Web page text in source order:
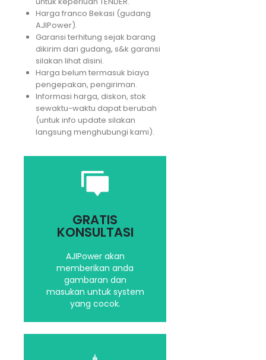
Harga franco Bekasi (gudang
AJIPower).
Garansi terhitung sejak barang
dikirim dari gudang, s&k garansi
silakan lihat disini.
Harga belum termasuk biaya
pengepakan, pengiriman.
Informasi harga, diskon, stok
sewaktu-waktu dapat berubah
(untuk info update silakan
langsung menghubungi kami).
GRATIS
KONSULTASI
AJIPower akan
memberikan anda
gambaran dan
masukan untuk system
yang cocok.
yang terbaik untuk
kebutuhan Anda
Hubungi kami